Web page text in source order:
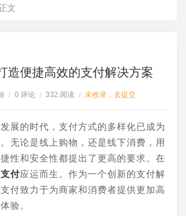
正文
造便捷高效的支付解决方案
/ 0 评论 / 332 阅读 / 未收录，去提交
展的时代，支付方式的多样化已成为
无论是线上购物，还是线下消费，用
性和安全性都提出了更高的要求。在
付应运而生。作为一个创新的支付解
付致力于为商家和消费者提供更加高
验。